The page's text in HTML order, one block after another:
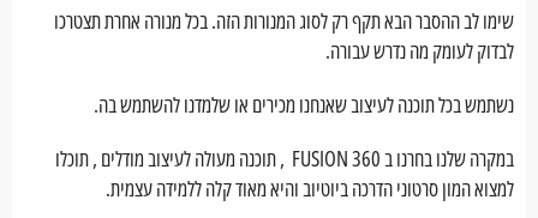
שימו לב ההסבר הבא תקף רק לסוג המנורות הזה. בכל מנורה אחרת תצטרכו
לבדוק לעומק מה נדרש עבורה.
נשתמש בכל תוכנה לעיצוב שאנחנו מכירים או שלמדנו להשתמש בה.
במקרה שלנו בחרנו ב FUSION 360 , תוכנה מעולה לעיצוב מודלים , תוכלו
למצוא המון סרטוני הדרכה ביוטיוב והיא מאוד קלה ללמידה עצמית.